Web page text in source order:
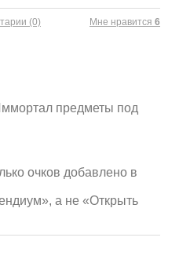
Mне нравится 6
(0)
предметы под
очков добавлено в
а не «Открыть